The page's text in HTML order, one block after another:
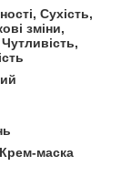
Сухість,
зміни,
Чутливість,
маска